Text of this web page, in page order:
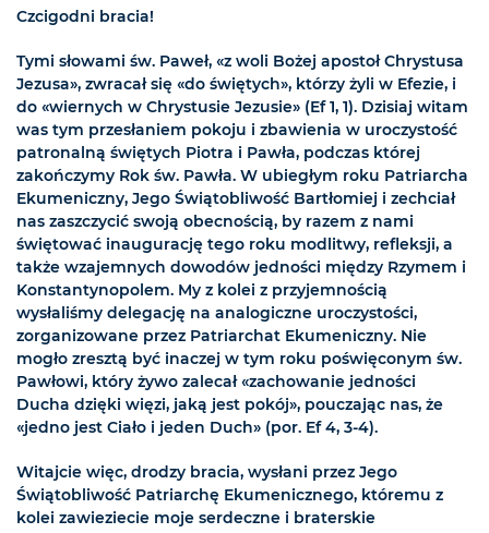
Czcigodni bracia!
Tymi słowami św. Paweł, «z woli Bożej apostoł Chrystusa
Jezusa», zwracał się «do świętych», którzy żyli w Efezie, i
do «wiernych w Chrystusie Jezusie» (Ef 1, 1). Dzisiaj witam
was tym przesłaniem pokoju i zbawienia w uroczystość
patronalną świętych Piotra i Pawła, podczas której
zakończymy Rok św. Pawła. W ubiegłym roku Patriarcha
Ekumeniczny, Jego Świątobliwość Bartłomiej i zechciał
nas zaszczycić swoją obecnością, by razem z nami
świętować inaugurację tego roku modlitwy, refleksji, a
także wzajemnych dowodów jedności między Rzymem i
Konstantynopolem. My z kolei z przyjemnością
wysłaliśmy delegację na analogiczne uroczystości,
zorganizowane przez Patriarchat Ekumeniczny. Nie
mogło zresztą być inaczej w tym roku poświęconym św.
Pawłowi, który żywo zalecał «zachowanie jedności
Ducha dzięki więzi, jaką jest pokój», pouczając nas, że
«jedno jest Ciało i jeden Duch» (por. Ef 4, 3-4).
Witajcie więc, drodzy bracia, wysłani przez Jego
Świątobliwość Patriarchę Ekumenicznego, któremu z
kolei zawieziecie moje serdeczne i braterskie